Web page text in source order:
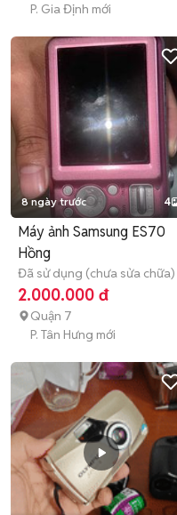
P. Gia Định mới
8 ngày trước 4
Máy ảnh Samsung ES70
Hồng
Đã sử dụng (chưa sửa chữa)
2.000.000 đ
Quận 7
P. Tân Hưng mới